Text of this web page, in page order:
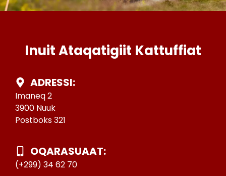
Inuit Ataqatigiit Kattuffiat
ADRESSI:
Imaneq 2
3900 Nuuk
Postboks 321
OQARASUAAT:
(+299) 34 62 70